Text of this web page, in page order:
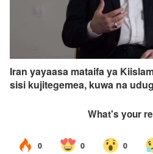
Iran yayaasa mataifa ya
sisi kujitegemea, kuwa na